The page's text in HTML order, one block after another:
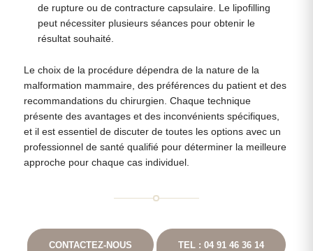
de rupture ou de contracture capsulaire. Le lipofilling
peut nécessiter plusieurs séances pour obtenir le
résultat souhaité.
Le choix de la procédure dépendra de la nature de la
malformation mammaire, des préférences du patient et des
recommandations du chirurgien. Chaque technique
présente des avantages et des inconvénients spécifiques,
et il est essentiel de discuter de toutes les options avec un
professionnel de santé qualifié pour déterminer la meilleure
approche pour chaque cas individuel.
CONTACTEZ-NOUS TEL : 04 91 46 36 14